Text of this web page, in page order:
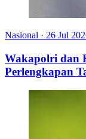
Nasional · 26 Jul
Wakapolri dan
Perlengkapan